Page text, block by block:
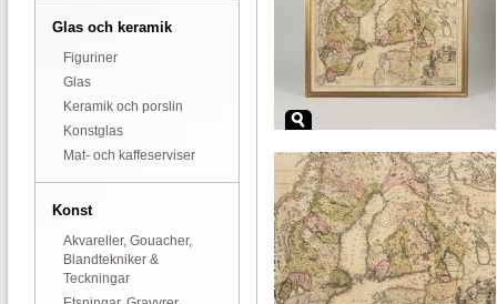
Glas och keramik
Figuriner
Glas
Keramik och porslin
Konstglas
Mat- och kaffeserviser
Konst
Akvareller, Gouacher,
Blandtekniker &
Teckningar